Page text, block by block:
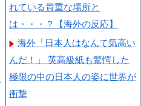
れている貴重な場所と
は・・・？【海外の反応】
海外「日本人はなんて気高い
んだ！」 英高級紙も驚愕した
極限の中の日本人の姿に世界が
衝撃